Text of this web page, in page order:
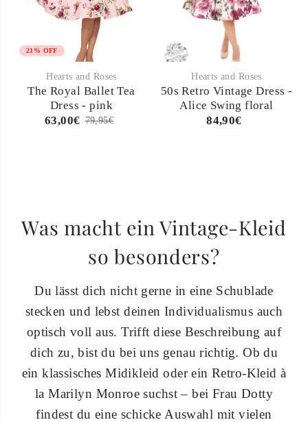
21% OFF
Hearts and Roses
The Royal Ballet Tea
Dress - pink
63,00€ 79,95€
Hearts and Roses
50s Retro Vintage Dress -
Alice Swing floral
84,90€
Was macht ein Vintage-Kleid
so besonders?
Du lässt dich nicht gerne in eine Schublade
stecken und lebst deinen Individualismus auch
optisch voll aus. Trifft diese Beschreibung auf
dich zu, bist du bei uns genau richtig. Ob du
ein klassisches Midikleid oder ein Retro-Kleid à
la Marilyn Monroe suchst – bei Frau Dotty
findest du eine schicke Auswahl mit vielen